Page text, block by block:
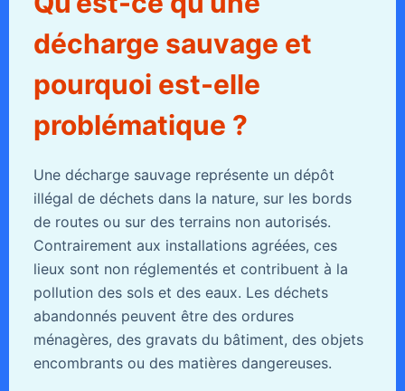
décharge sauvage et
pourquoi est-elle
problématique ?
Une décharge sauvage représente un dépôt
illégal de déchets dans la nature, sur les bords
de routes ou sur des terrains non autorisés.
Contrairement aux installations agréées, ces
lieux sont non réglementés et contribuent à la
pollution des sols et des eaux. Les déchets
abandonnés peuvent être des ordures
ménagères, des gravats du bâtiment, des objets
encombrants ou des matières dangereuses.